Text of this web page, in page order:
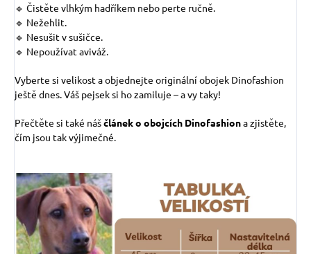
🔹 Čistěte vlhkým hadříkem nebo perte ručně.
🔹 Nežehlit.
🔹 Nesušit v sušičce.
🔹 Nepoužívat aviváž.
Vyberte si velikost a objednejte originální obojek Dinofashion
ještě dnes. Váš pejsek si ho zamiluje – a vy taky!
Přečtěte si také náščlánek o obojcích Dinofashiona zjistěte,
čím jsou tak výjimečné.